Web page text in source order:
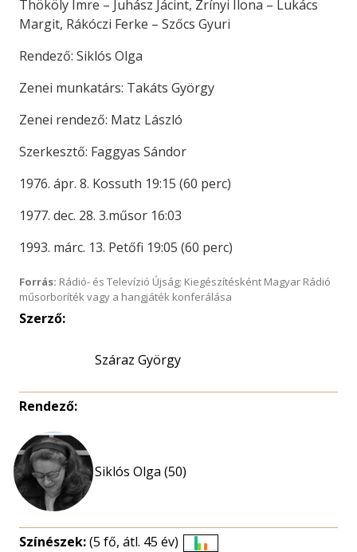
Thököly Imre – Juhász Jácint, Zrínyi Ilona – Lukács
Margit, Rákóczi Ferke – Szőcs Gyuri
Rendező: Siklós Olga
Zenei munkatárs: Takáts György
Zenei rendező: Matz László
Szerkesztő: Faggyas Sándor
1976. ápr. 8. Kossuth 19:15 (60 perc)
1977. dec. 28. 3.műsor 16:03
1993. márc. 13. Petőfi 19:05 (60 perc)
Forrás: Rádió- és Televízió Újság; Kiegészítésként Magyar Rádió
műsorboríték vagy a hangjáték konferálása
Szerző:
Száraz György
Rendező:
Siklós Olga (50)
Színészek:(5 fő, átl. 45 év)